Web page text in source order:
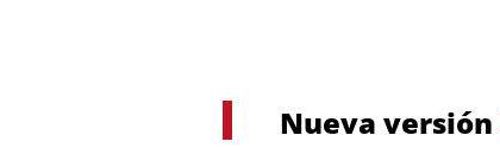
Nueva versión